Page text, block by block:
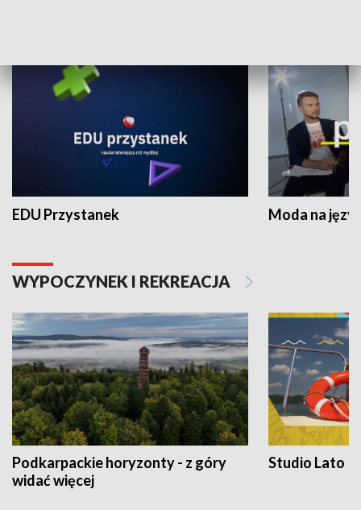
EDU Przystanek Moda na
WYPOCZYNEK I REKREACJA
Podkarpackie horyzonty - z góry
widać więcej
Studio Lato